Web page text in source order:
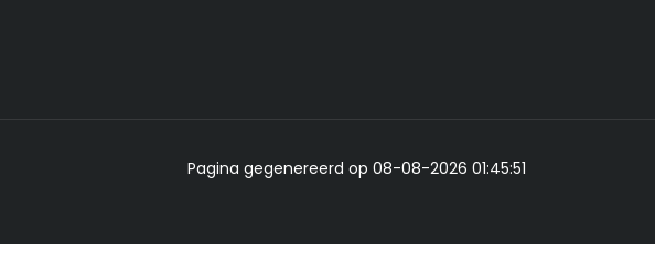
Pagina gegenereerd op 08-08-2026 01:45:51